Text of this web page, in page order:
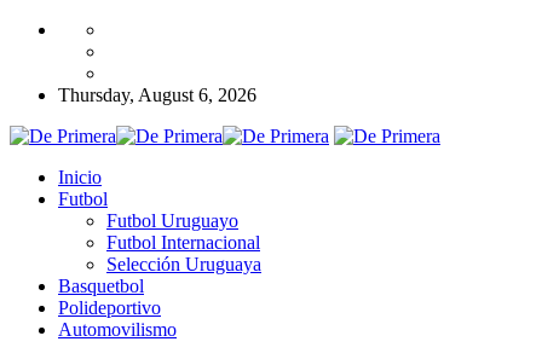
Thursday, August 6, 2026
Inicio
Futbol
Futbol Uruguayo
Futbol Internacional
Selección Uruguaya
Basquetbol
Polideportivo
Automovilismo